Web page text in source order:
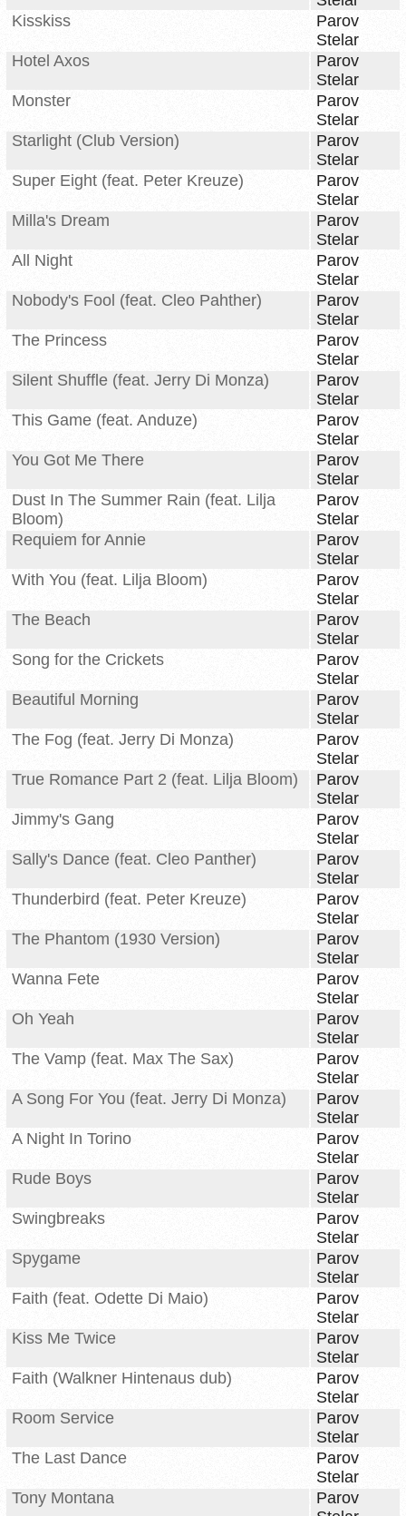
Kisskiss
Parov
Stelar
Hotel Axos
Parov
Stelar
Monster
Parov
Stelar
Starlight (Club Version)
Parov
Stelar
Super Eight (feat. Peter Kreuze)
Parov
Stelar
Milla's Dream
Parov
Stelar
All Night
Parov
Stelar
Nobody's Fool (feat. Cleo Pahther)
Parov
Stelar
The Princess
Parov
Stelar
Silent Shuffle (feat. Jerry Di Monza)
Parov
Stelar
This Game (feat. Anduze)
Parov
Stelar
You Got Me There
Parov
Stelar
Dust In The Summer Rain (feat. Lilja
Bloom)
Parov
Stelar
Requiem for Annie
Parov
Stelar
With You (feat. Lilja Bloom)
Parov
Stelar
The Beach
Parov
Stelar
Song for the Crickets
Parov
Stelar
Beautiful Morning
Parov
Stelar
The Fog (feat. Jerry Di Monza)
Parov
Stelar
True Romance Part 2 (feat. Lilja Bloom)
Parov
Stelar
Jimmy's Gang
Parov
Stelar
Sally's Dance (feat. Cleo Panther)
Parov
Stelar
Thunderbird (feat. Peter Kreuze)
Parov
Stelar
The Phantom (1930 Version)
Parov
Stelar
Wanna Fete
Parov
Stelar
Oh Yeah
Parov
Stelar
The Vamp (feat. Max The Sax)
Parov
Stelar
A Song For You (feat. Jerry Di Monza)
Parov
Stelar
A Night In Torino
Parov
Stelar
Rude Boys
Parov
Stelar
Swingbreaks
Parov
Stelar
Spygame
Parov
Stelar
Faith (feat. Odette Di Maio)
Parov
Stelar
Kiss Me Twice
Parov
Stelar
Faith (Walkner Hintenaus dub)
Parov
Stelar
Room Service
Parov
Stelar
The Last Dance
Parov
Stelar
Tony Montana
Parov